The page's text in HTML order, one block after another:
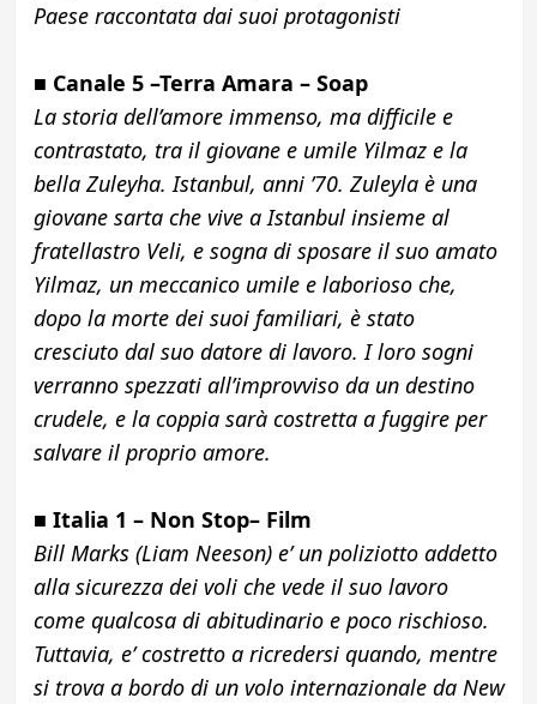
Paese raccontata dai suoi protagonisti
■ Canale 5 –Terra Amara – Soap
La storia dell’amore immenso, ma difficile e
contrastato, tra il giovane e umile Yilmaz e la
bella Zuleyha. Istanbul, anni ’70. Zuleyla è una
giovane sarta che vive a Istanbul insieme al
fratellastro Veli, e sogna di sposare il suo amato
Yilmaz, un meccanico umile e laborioso che,
dopo la morte dei suoi familiari, è stato
cresciuto dal suo datore di lavoro. I loro sogni
verranno spezzati all’improvviso da un destino
crudele, e la coppia sarà costretta a fuggire per
salvare il proprio amore.
■ Italia 1 – Non Stop– Film
Bill Marks (Liam Neeson) e’ un poliziotto addetto
alla sicurezza dei voli che vede il suo lavoro
come qualcosa di abitudinario e poco rischioso.
Tuttavia, e’ costretto a ricredersi quando, mentre
si trova a bordo di un volo internazionale da New